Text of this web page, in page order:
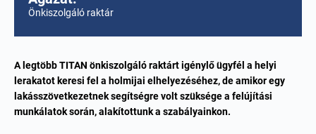
Önkiszolgáló raktár
A legtöbb TITAN önkiszolgáló raktárt igénylő ügyfél a helyi
lerakatot keresi fel a holmijai elhelyezéséhez, de amikor egy
lakásszövetkezetnek segítségre volt szüksége a felújítási
munkálatok során, alakítottunk a szabályainkon.